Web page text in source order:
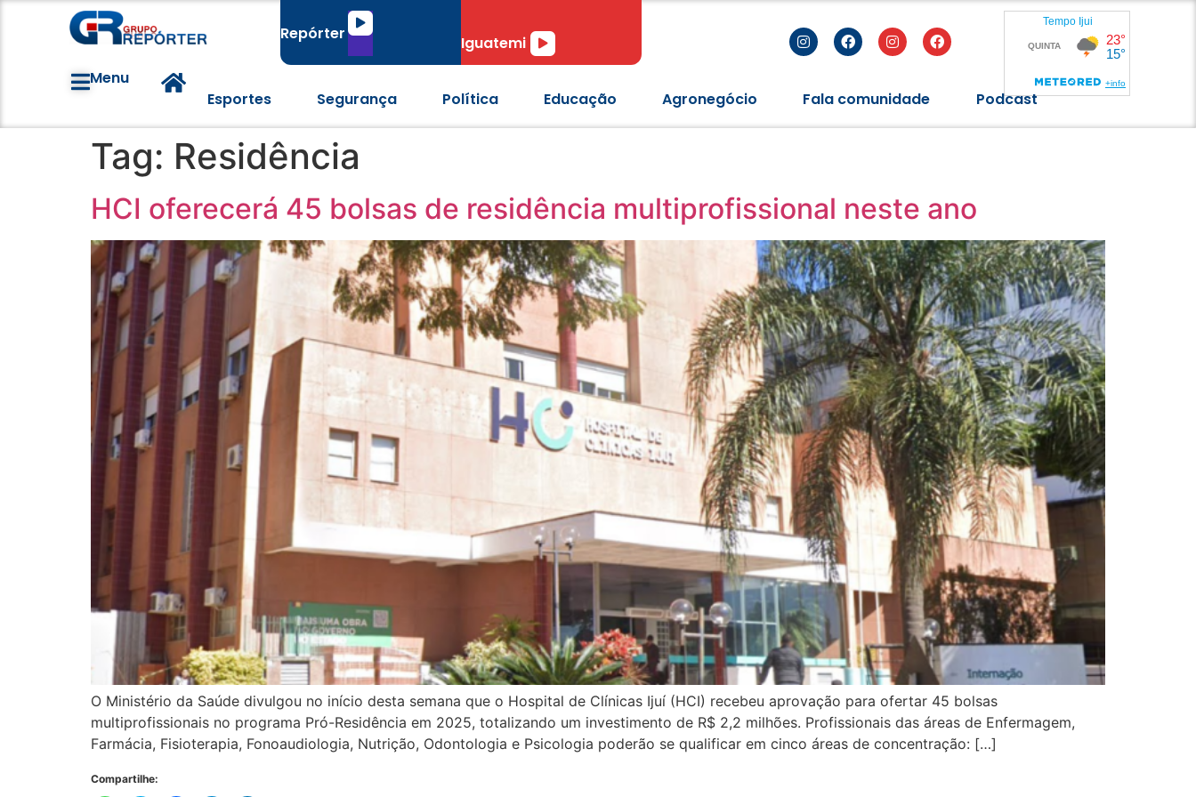
Repórter
Tocador
áudio
Iguatemi Tocador
de
Menu
Esportes
Segurança Política Educação Agronegócio Fala comunidade Podcast
Tag: Residência
HCI oferecerá 45 bolsas de residência multiprofissional neste ano
O Ministério da Saúde divulgou no início desta semana que o Hospital de Clínicas Ijuí (HCI) recebeu aprovação para ofertar 45 bolsas
multiprofissionais no programa Pró-Residência em 2025, totalizando um investimento de R$ 2,2 milhões. Profissionais das áreas de Enfermagem,
Farmácia, Fisioterapia, Fonoaudiologia, Nutrição, Odontologia e Psicologia poderão se qualificar em cinco áreas de concentração: […]
Compartilhe: